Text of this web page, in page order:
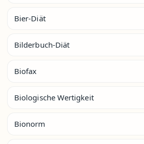
Bier-Diät
Bilderbuch-Diät
Biofax
Biologische Wertigkeit
Bionorm